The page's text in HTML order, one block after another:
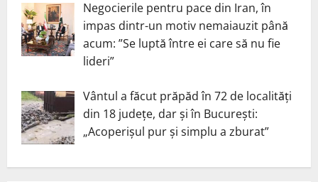
Negocierile pentru pace din Iran, în
impas dintr-un motiv nemaiauzit până
acum: ”Se luptă între ei care să nu fie
lideri”
Vântul a făcut prăpăd în 72 de localități
din 18 județe, dar și în București:
„Acoperișul pur și simplu a zburat”